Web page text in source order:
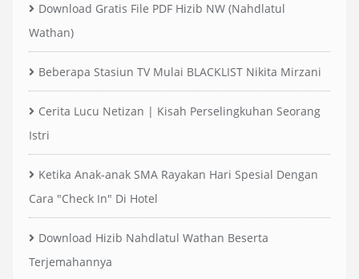
Download Gratis File PDF Hizib NW (Nahdlatul
Wathan)
Beberapa Stasiun TV Mulai BLACKLIST Nikita Mirzani
Cerita Lucu Netizan | Kisah Perselingkuhan Seorang
Istri
Ketika Anak-anak SMA Rayakan Hari Spesial Dengan
Cara "Check In" Di Hotel
Download Hizib Nahdlatul Wathan Beserta
Terjemahannya